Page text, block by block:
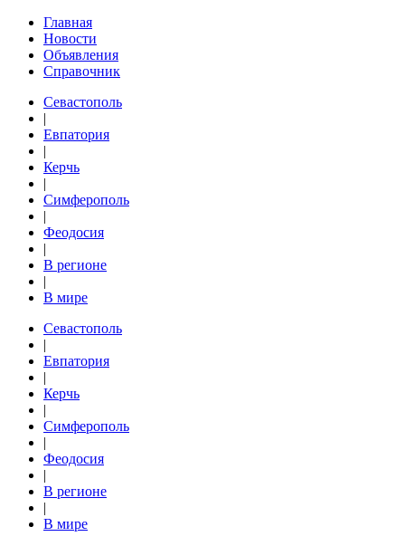
Главная
Новости
Объявления
Справочник
Севастополь
|
Евпатория
|
Керчь
|
Симферополь
|
Феодосия
|
В регионе
|
В мире
Севастополь
|
Евпатория
|
Керчь
|
Симферополь
|
Феодосия
|
В регионе
|
В мире